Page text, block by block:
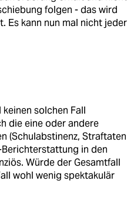
folgen - das wird
Es kann nun mal nicht jeder
solchen Fall
die eine oder andere
(Schulabstinenz, Straftaten
in den
Würde der Gesamtfall
wohl wenig spektakulär